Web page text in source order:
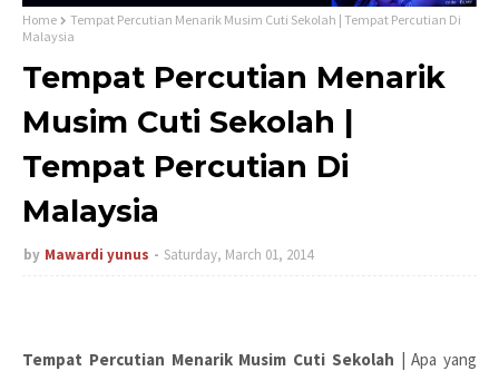
Home
Tempat Percutian Menarik Musim Cuti Sekolah | Tempat Percutian Di
Malaysia
Tempat Percutian Menarik
Musim Cuti Sekolah |
Tempat Percutian Di
Malaysia
by Mawardi yunus Saturday, March 01, 2014
Tempat Percutian Menarik Musim Cuti Sekolah | Apa yang